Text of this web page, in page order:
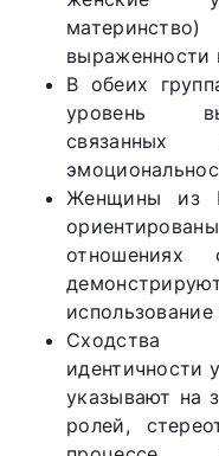
выраженности
В обеих
уровень
связанных
Женщины из
Сходства
идентичности
указывают на
ролей,